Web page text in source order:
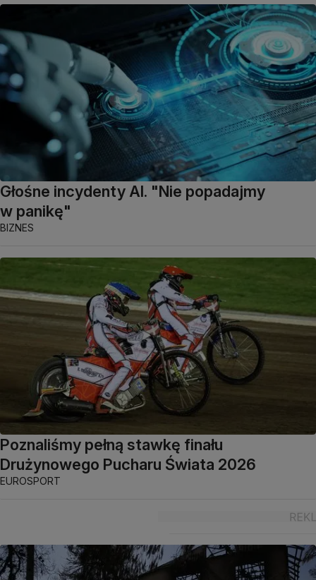
Głośne incydenty AI. "Nie popadajmy
w panikę"
BIZNES
Poznaliśmy pełną stawkę finału
Drużynowego Pucharu Świata 2026
EUROSPORT